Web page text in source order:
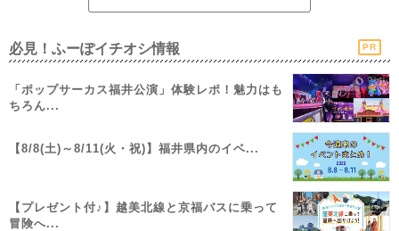
必見！ふーぽイチオシ情報 PR
「ポップサーカス福井公演」体験レポ！魅力はも
ちろん...
【8/8(土)～8/11(火・祝)】福井県内のイベ...
【プレゼント付♪】越美北線と京福バスに乗って
冒険へ...